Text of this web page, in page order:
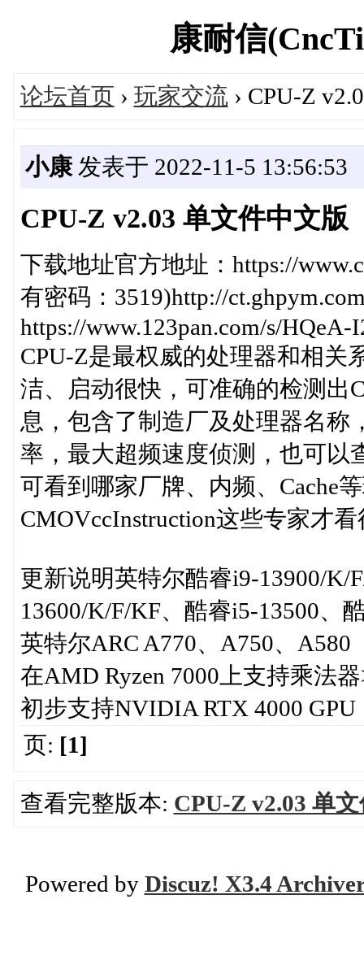
康耐信
论坛首页 › 玩家交流› CPU-Z
小康发表于 2022-11-5 13:56:53
CPU-Z v2.03 单文件中文版
下载地址官方地址：https://
有密码：3519)http://
https://www.123pan.com/s/HQeA-
CPU-Z是最权威的处理器和相关
洁、启动很快，可准确的检测出
息，包含了制造厂及处理器名称
率，最大超频速度侦测，也可以
可看到哪家厂牌、内频、Cache
CMOVccInstruction这些专家才
更新说明英特尔酷睿i9-13900/K/
13600/K/F/KF、酷睿i5-13500、
英特尔ARC A770、A750、
在AMD Ryzen 7000上支持乘法
初步支持NVIDIA RTX 4000 GPU
页: [1]
查看完整版本: CPU-Z v2.03 单
Powered by Discuz! X3.4